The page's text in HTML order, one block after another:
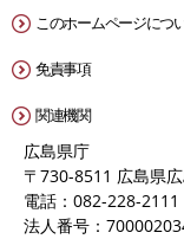
このホームページにつ
免責事項
関連機関
広島県庁
〒730-8511 広島県
電話：082-228-2111
法人番号：